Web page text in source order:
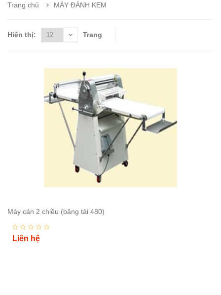
Trang chủ MÁY ĐÁNH KEM
Hiển thị: Trang
Máy cán 2 chiều (băng tải 480)
Liên hệ